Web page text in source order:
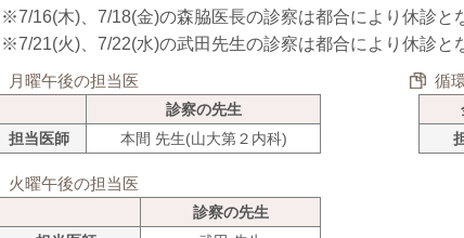
※7/16(木)、7/18(金)の森脇医長の診察は都合により休診と
※7/21(火)、7/22(水)の武田先生の診察は都合により休診と
月曜午後の担当医
診察の先生
担当医師
本間 先生(山大第２内科)
火曜午後の担当医
診察の先生
循